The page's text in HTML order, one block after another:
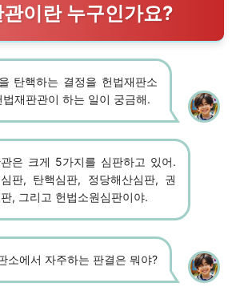
이란 누구인가요?
탄핵하는 결정을 헌법재판소
재판관이 하는 일이 궁금해.
은 크게 5가지를 심판하고 있어.
심판, 탄핵심판, 정당해산심판, 권
, 그리고 헌법소원심판이야.
소에서 자주하는 판결은 뭐야?